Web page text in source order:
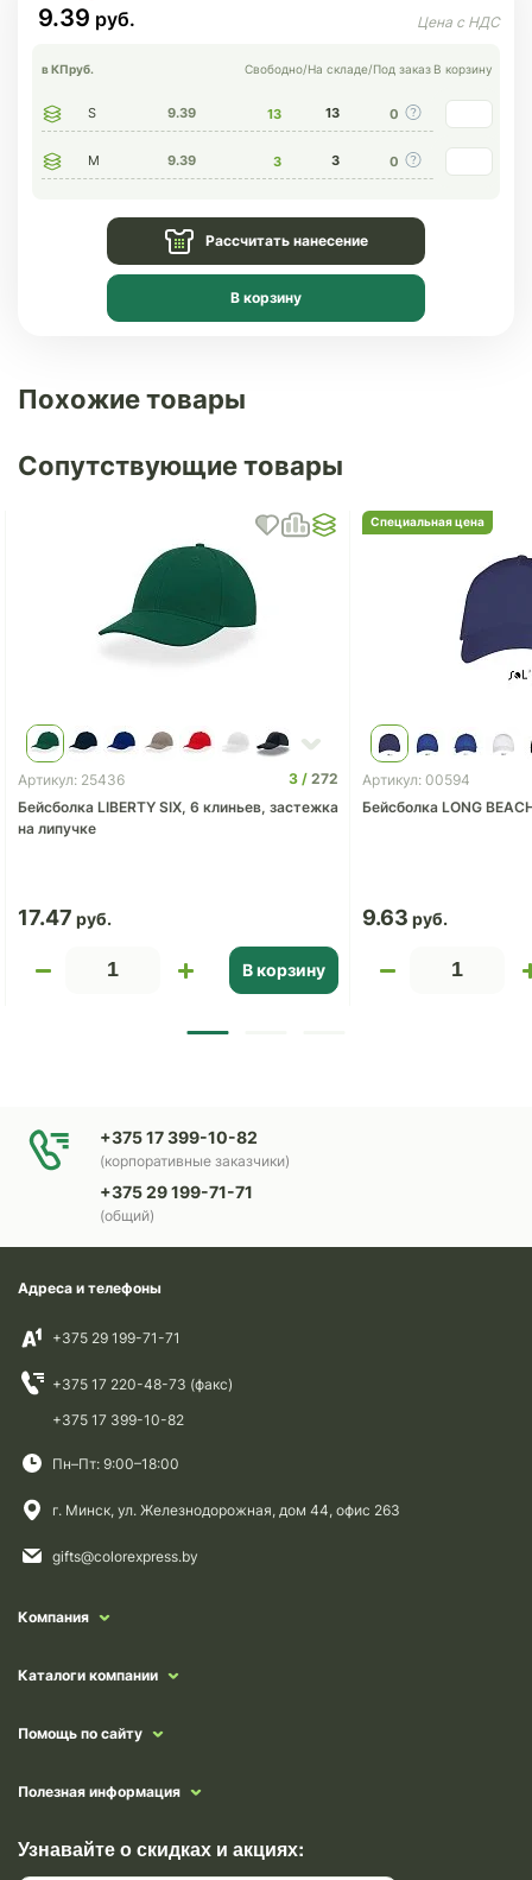
9.39
в КПруб. Свободно/На складе/Под заказ В корзину
S 9.39 13 13 0
M 9.39 3 3 0
Рассчитать нанесение
В корзину
Похожие товары
Сопутствующие товары
Артикул: 25436 3
272
Бейсболка LIBERTY SIX, 6 клиньев, застежка
на липучке
17.47
В корзину
Специальная цена
Артикул: 00594
Бейсболка LONG
9.63
+375 17 399-10-82
(корпоративные заказчики)
+375 29 199-71-71
(общий)
Адреса и телефоны
+375 29 199-71-71
+375 17 220-48-73 (факс)
+375 17 399-10-82
Пн–Пт: 9:00–18:00
г. Минск, ул. Железнодорожная, дом 44, офис 263
gifts@colorexpress.by
Компания
Каталоги компании
Помощь по сайту
Полезная информация
Узнавайте о скидках и акциях: